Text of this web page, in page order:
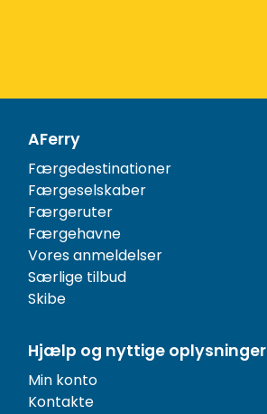
AFerry
Færgedestinationer
Færgeselskaber
Færgeruter
Færgehavne
Vores anmeldelser
Særlige tilbud
Skibe
Hjælp og nyttige oplysninger
Min konto
Kontakte